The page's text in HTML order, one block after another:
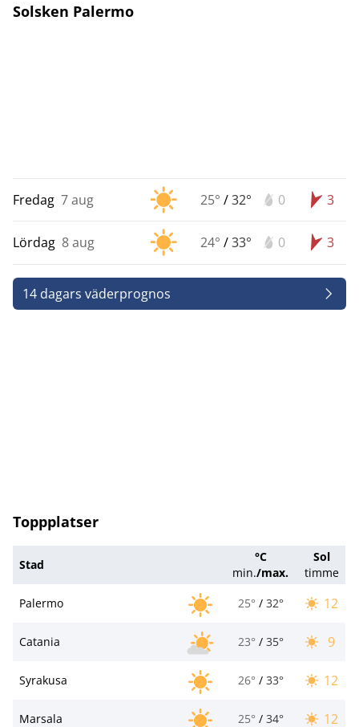
Solsken Palermo
Fredag 7 aug 25° /32° 0 3
Lördag 8 aug 24° /33° 0 3
14 dagars väderprognos
Toppplatser
Stad
°C
min./max.
Sol
timme
Palermo
25° / 32° 12
Catania 23° / 35° 9
Syrakusa 26° / 33° 12
Marsala 25° / 34° 12